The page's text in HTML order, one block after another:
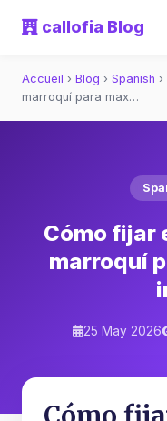
callofia Blog
Accueil › Blog › Spanish ›
marroquí para max…
Cómo fijar
marroquí
25 May 2026